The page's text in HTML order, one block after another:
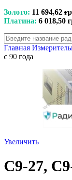
Золото: 11 694,62 гр
Платина: 6 018,50
Главная
с 90 года
Увеличить
C9-27,